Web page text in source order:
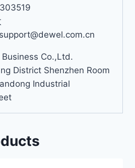
Co.,Ltd.
District Shenzhen Room
Industrial